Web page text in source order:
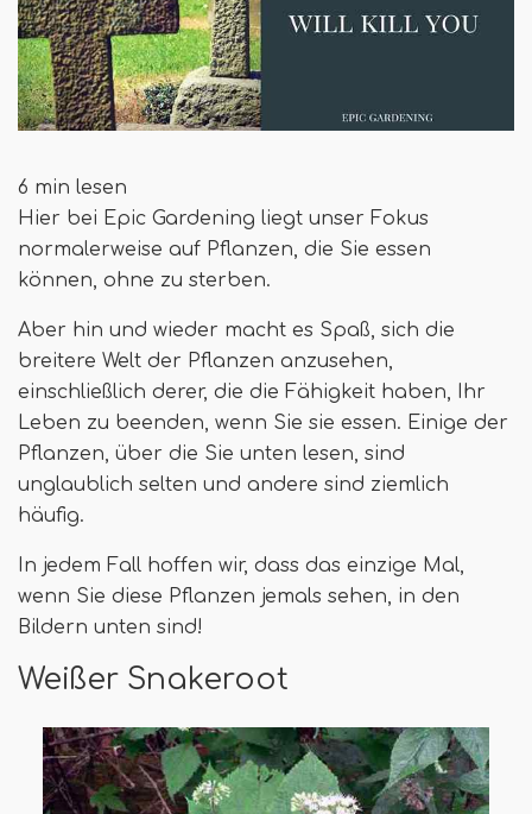
6 min lesen
Hier bei Epic Gardening liegt unser Fokus
normalerweise auf Pflanzen, die Sie essen
können, ohne zu sterben.
Aber hin und wieder macht es Spaß, sich die
breitere Welt der Pflanzen anzusehen,
einschließlich derer, die die Fähigkeit haben, Ihr
Leben zu beenden, wenn Sie sie essen. Einige der
Pflanzen, über die Sie unten lesen, sind
unglaublich selten und andere sind ziemlich
häufig.
In jedem Fall hoffen wir, dass das einzige Mal,
wenn Sie diese Pflanzen jemals sehen, in den
Bildern unten sind!
Weißer Snakeroot